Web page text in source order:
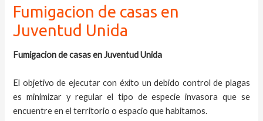
Fumigacion de casas en
Juventud Unida
Fumigacion de casas en Juventud Unida
El objetivo de ejecutar con éxito un debido control de plagas
es minimizar y regular el tipo de especie invasora que se
encuentre en el territorio o espacio que habitamos.